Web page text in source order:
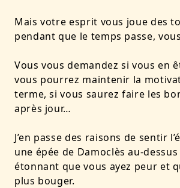
Mais votre esprit vous joue des
pendant que le temps passe,
Vous vous demandez si vous en
vous pourrez maintenir la
terme, si vous saurez faire les
après jour…
J’en passe des raisons de sentir
une épée de Damoclès au-
étonnant que vous ayez peur et
plus bouger.